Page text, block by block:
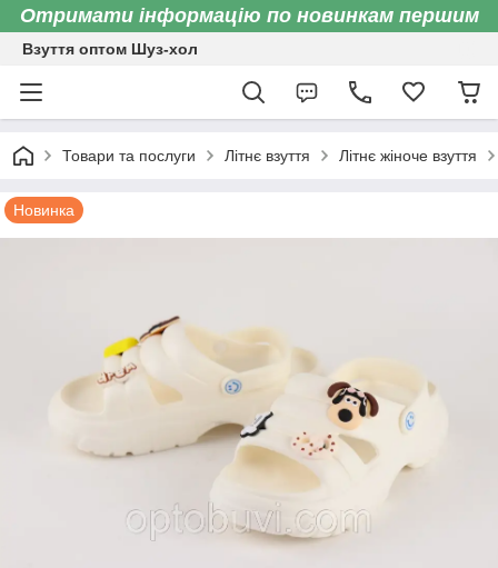
Отримати інформацію по новинкам першим
Взуття оптом Шуз-хол
Товари та послуги Літнє взуття Літнє жіноче взуття
Новинка